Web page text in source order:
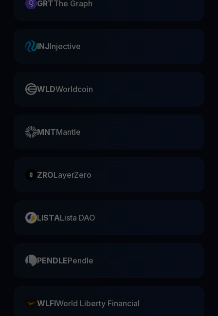
GRTThe Graph
INJInjective
WLDWorldcoin
MNTMantle
ZROLayerZero
LISTALista DAO
PENDLEPendle
WLFIWorld Liberty Financial